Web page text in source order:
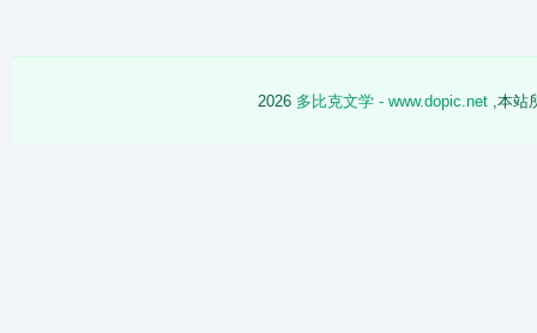
2026 多比克文学 - www.dopic.net ,本站